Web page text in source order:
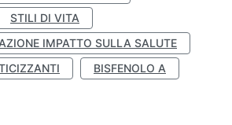
STILI DI VITA
IMPATTO SULLA SALUTE
BISFENOLO A